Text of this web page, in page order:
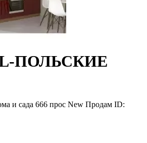
ПОЛЬСКИЕ
и сада 666 прос New Продам ID: